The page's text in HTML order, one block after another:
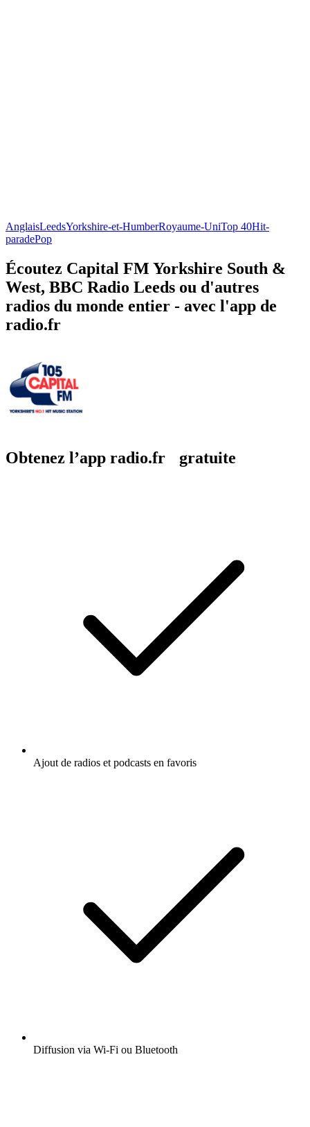
AnglaisLeedsYorkshire-et-HumberRoyaume-UniTop 40Hit-
paradePop
Écoutez Capital FM Yorkshire South &
West, BBC Radio Leeds ou d'autres
radios du monde entier - avec l'app de
radio.fr
Obtenez l’app radio.fr gratuite
Ajout de radios et podcasts en favoris
Diffusion via Wi-Fi ou Bluetooth